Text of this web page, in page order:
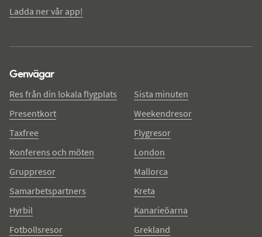
Ladda ner vår app!
Genvägar
Res från din lokala flygplats
Presentkort
Taxfree
Konferens och möten
Gruppresor
Samarbetspartners
Hyrbil
Fotbollsresor
Sista minuten
Weekendresor
Flygresor
London
Mallorca
Kreta
Kanarieöarna
Grekland